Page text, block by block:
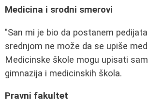
Medicina i srodni smerovi
"San mi je bio da postanem
srednjom ne može da se upiše
Medicinske škole mogu upisati
gimnazija i medicinskih škola.
Pravni fakultet